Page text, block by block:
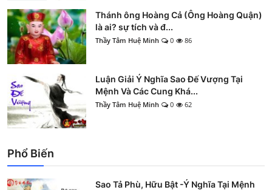
Thánh ông Hoàng Cả (Ông Hoàng Quận)
là ai? sự tích và đ...
Thầy Tâm Huệ Minh 0 86
Luận Giải Ý Nghĩa Sao Đế Vượng Tại
Mệnh Và Các Cung Khá...
Thầy Tâm Huệ Minh 0 62
Phổ Biến
Sao Tả Phù, Hữu Bật -Ý Nghĩa Tại Mệnh